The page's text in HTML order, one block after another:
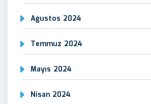
Ağustos 2024
Temmuz 2024
Mayıs 2024
Nisan 2024